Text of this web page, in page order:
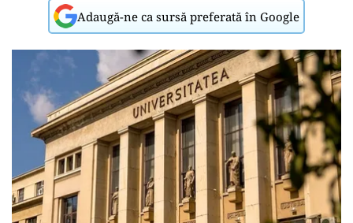
Adaugă-ne ca sursă preferată în Google